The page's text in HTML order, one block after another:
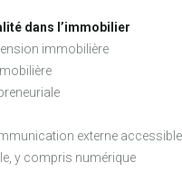
dans l’immobilier
immobilière
externe
y compris numérique